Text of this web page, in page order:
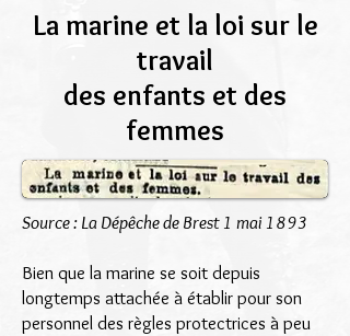
La marine et la loi sur le
travail
des enfants et des
femmes
Source : La Dépêche de Brest 1 mai 1893
Bien que la marine se soit depuis
longtemps attachée à établir pour son
personnel des règles protectrices à peu